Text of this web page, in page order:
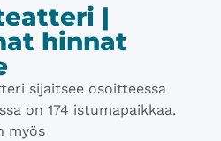
|
hinnat
sijaitsee osoitteessa
on 174 istumapaikkaa.
myös